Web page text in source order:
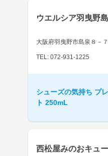
ウエルシア羽曳野
大阪府羽曳野市島泉８－
TEL: 072-931-1225
シューズの気持ち プ
ト 250mL
西松屋みのおキュ